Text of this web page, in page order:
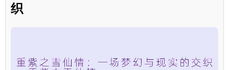
织